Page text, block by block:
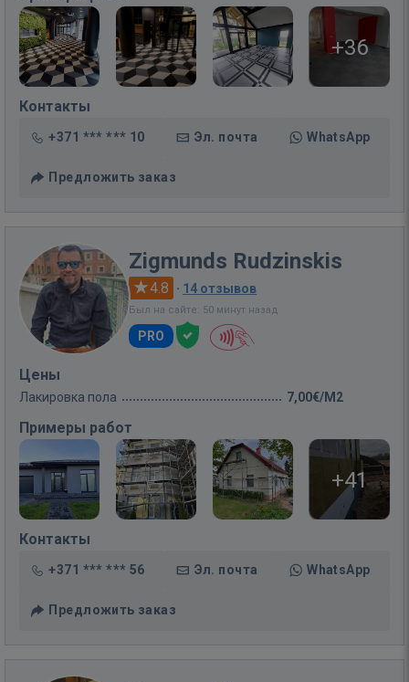
+36
Контакты
+371 *** *** 10 Эл. почта WhatsApp
Предложить заказ
Zigmunds Rudzinskis
4.8 · 14 отзывов
Был на сайте: 50 минут назад
PRO
Цены
Лакировка пола 7,00€/M2
Примеры работ
+41
Контакты
+371 *** *** 56 Эл. почта WhatsApp
Предложить заказ